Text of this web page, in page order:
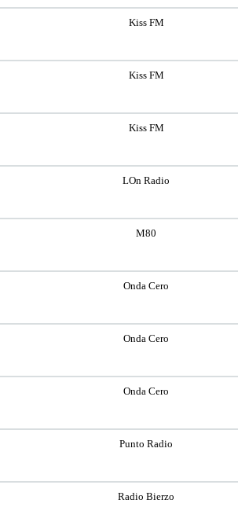
Kiss FM
Kiss FM
Kiss FM
LOn Radio
M80
Onda Cero
Onda Cero
Onda Cero
Punto Radio
Radio Bierzo